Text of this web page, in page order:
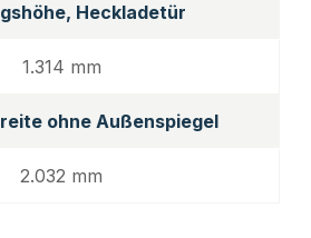
Heckladetür
1.314 mm
ohne Außenspiegel
2.032 mm